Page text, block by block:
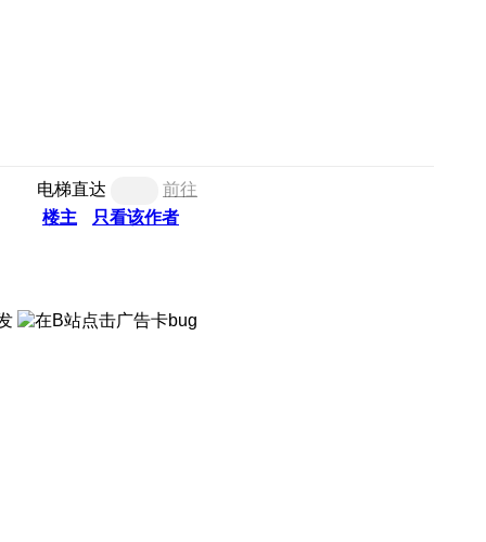
电梯直达
前往
楼主
只看该作者